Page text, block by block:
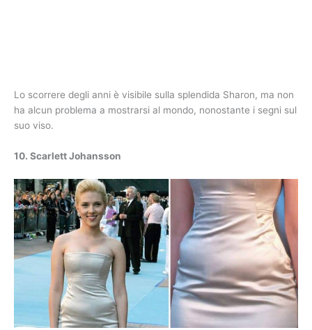
Lo scorrere degli anni è visibile sulla splendida Sharon, ma non
ha alcun problema a mostrarsi al mondo, nonostante i segni sul
suo viso.
10. Scarlett Johansson